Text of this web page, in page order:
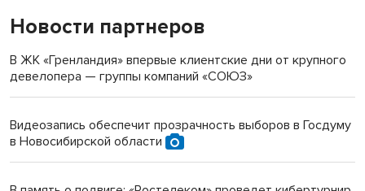
«Мы живём на пастбище!»: в новосибирском селе лошади
терроризируют жителей
Новосибирский преподаватель с женой вошли в топ-16
Новости партнеров
В ЖК «Гренландия» впервые клиентские дни от крупного
девелопера — группы компаний «СОЮЗ»
Видеозапись обеспечит прозрачность выборов в Госдуму
в Новосибирской области